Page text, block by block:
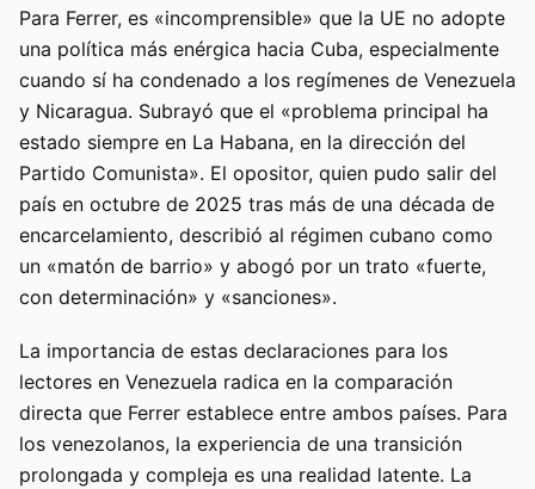
Para Ferrer, es «incomprensible» que la UE no adopte
una política más enérgica hacia Cuba, especialmente
cuando sí ha condenado a los regímenes de Venezuela
y Nicaragua. Subrayó que el «problema principal ha
estado siempre en La Habana, en la dirección del
Partido Comunista». El opositor, quien pudo salir del
país en octubre de 2025 tras más de una década de
encarcelamiento, describió al régimen cubano como
un «matón de barrio» y abogó por un trato «fuerte,
con determinación» y «sanciones».
La importancia de estas declaraciones para los
lectores en Venezuela radica en la comparación
directa que Ferrer establece entre ambos países. Para
los venezolanos, la experiencia de una transición
prolongada y compleja es una realidad latente. La